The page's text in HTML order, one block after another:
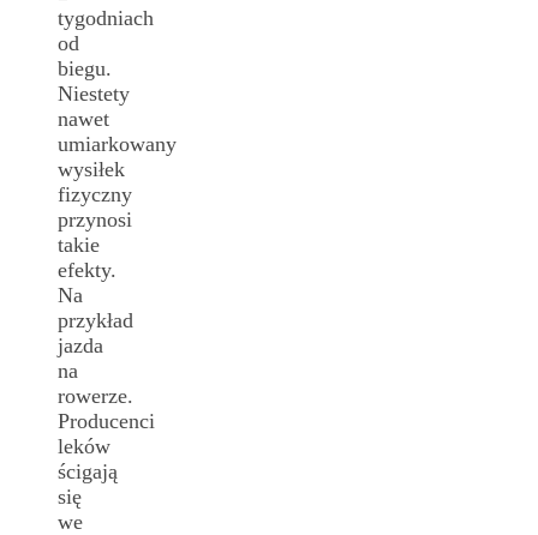
tygodniach
od
biegu.
Niestety
nawet
umiarkowany
wysiłek
fizyczny
przynosi
takie
efekty.
Na
przykład
jazda
na
rowerze.
Producenci
leków
ścigają
się
we